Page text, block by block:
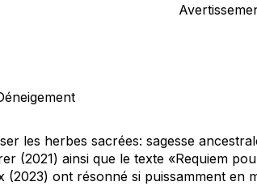
les herbes sacrées: sagesse
(2021) ainsi que le texte «Requiem
(2023) ont résonné si puissamment en